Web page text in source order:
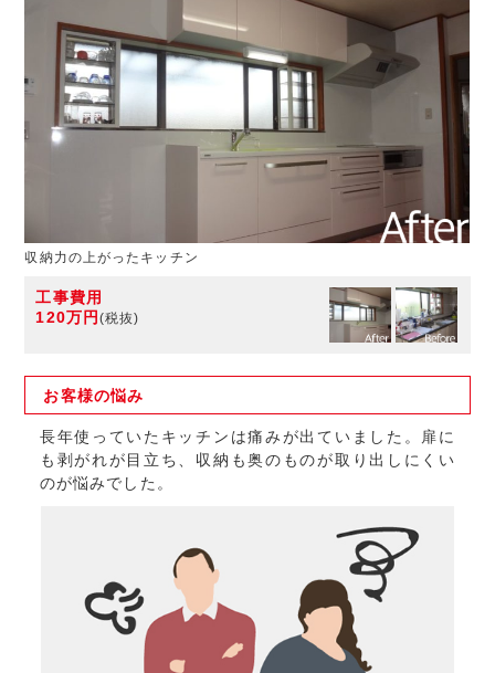
収納力の上がったキッチン
工事費用
120万円 (税抜)
お客様の悩み
長年使っていたキッチンは痛みが出ていました。扉に
も剥がれが目立ち、収納も奥のものが取り出しにくい
のが悩みでした。